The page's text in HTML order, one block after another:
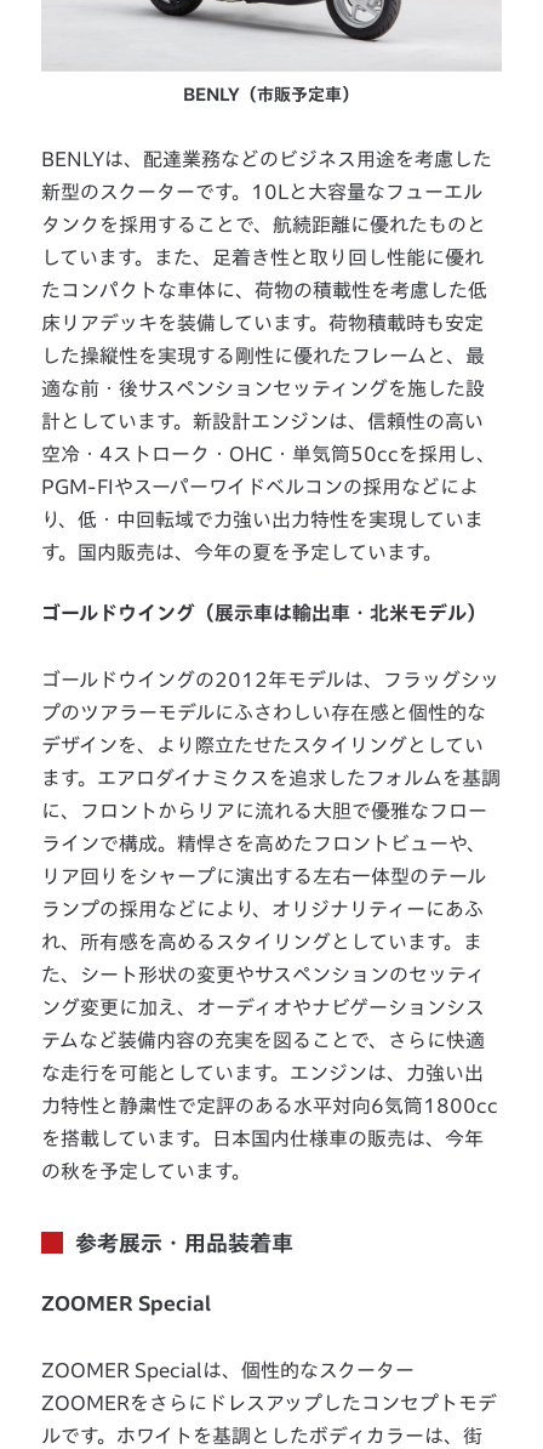
BENLY（市販予定車）
BENLYは、配達業務などのビジネス用途を考慮した
新型のスクーターです。10Lと大容量なフューエル
タンクを採用することで、航続距離に優れたものと
しています。また、足着き性と取り回し性能に優れ
たコンパクトな車体に、荷物の積載性を考慮した低
床リアデッキを装備しています。荷物積載時も安定
した操縦性を実現する剛性に優れたフレームと、最
適な前・後サスペンションセッティングを施した設
計としています。新設計エンジンは、信頼性の高い
空冷・4ストローク・OHC・単気筒50ccを採用し、
PGM-FIやスーパーワイドベルコンの採用などによ
り、低・中回転域で力強い出力特性を実現していま
す。国内販売は、今年の夏を予定しています。
ゴールドウイング（展示車は輸出車・北米モデル）
ゴールドウイングの2012年モデルは、フラッグシッ
プのツアラーモデルにふさわしい存在感と個性的な
デザインを、より際立たせたスタイリングとしてい
ます。エアロダイナミクスを追求したフォルムを基調
に、フロントからリアに流れる大胆で優雅なフロー
ラインで構成。精悍さを高めたフロントビューや、
リア回りをシャープに演出する左右一体型のテール
ランプの採用などにより、オリジナリティーにあふ
れ、所有感を高めるスタイリングとしています。ま
た、シート形状の変更やサスペンションのセッティ
ング変更に加え、オーディオやナビゲーションシス
テムなど装備内容の充実を図ることで、さらに快適
な走行を可能としています。エンジンは、力強い出
力特性と静粛性で定評のある水平対向6気筒1800cc
を搭載しています。日本国内仕様車の販売は、今年
の秋を予定しています。
参考展示・用品装着車
ZOOMER Special
ZOOMER Specialは、個性的なスクーター
ZOOMERをさらにドレスアップしたコンセプトモデ
ルです。ホワイトを基調としたボディカラーは、街